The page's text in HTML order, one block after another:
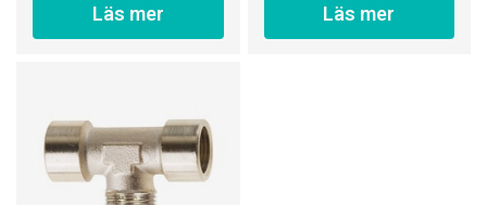
Läs mer Läs mer